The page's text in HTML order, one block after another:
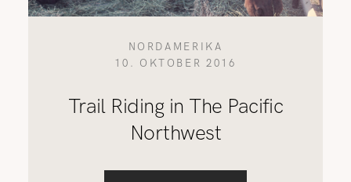
NORDAMERIKA
10. OKTOBER 2016
Trail Riding in The Pacific
Northwest